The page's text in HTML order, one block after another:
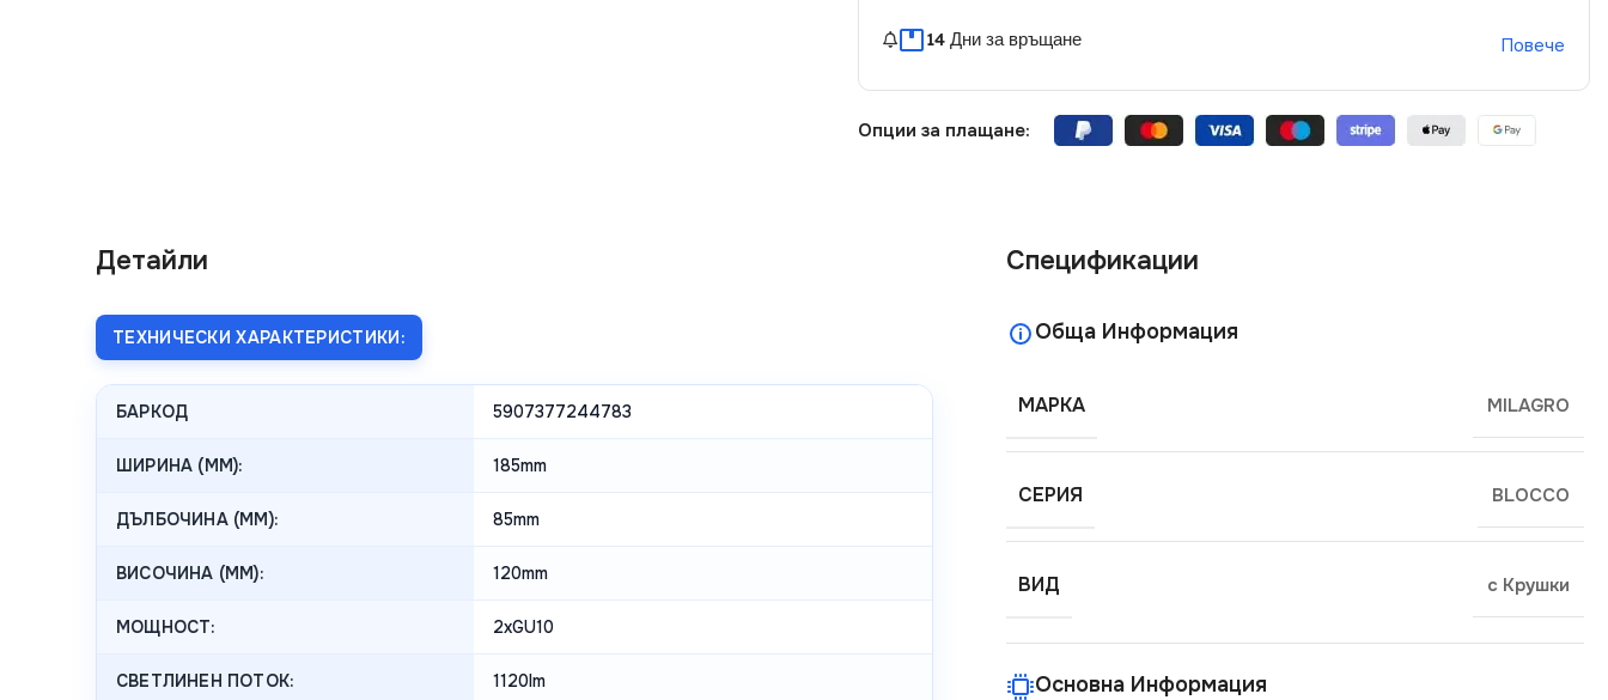
14 Дни за връщане Повече
Опции за плащане:
Детайли
ТЕХНИЧЕСКИ ХАРАКТЕРИСТИКИ:
БАРКОД 5907377244783
ШИРИНА (MM): 185mm
ДЪЛБОЧИНА (MM): 85mm
ВИСОЧИНА (MM): 120mm
МОЩНОСТ: 2xGU10
СВЕТЛИНЕН ПОТОК: 1120lm
Спецификации
Обща Информация
МАРКА MILAGRO
СЕРИЯ BLOCCO
ВИД с Крушки
Основна Информация